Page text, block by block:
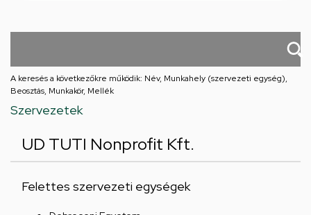
A keresés a következőkre működik: Név, Munkahely (szervezeti egység),
Beosztás, Munkakör, Mellék
Szervezetek
UD TUTI Nonprofit Kft.
Felettes szervezeti egységek